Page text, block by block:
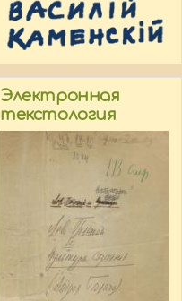
Электронная
текстология